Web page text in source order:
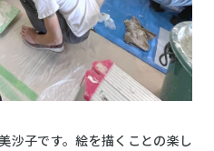
沙子です。絵を描くことの楽し